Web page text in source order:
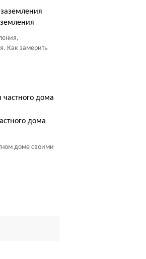
Как замерить
дома
доме своими